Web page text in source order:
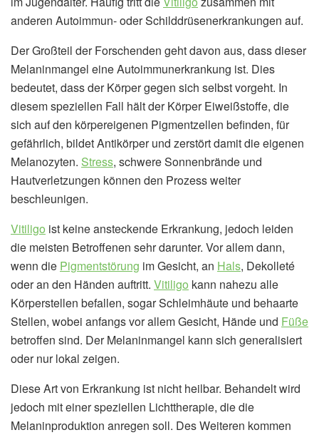
anderen Autoimmun- oder Schilddrüsenerkrankungen auf.
Der Großteil der Forschenden geht davon aus, dass dieser
Melaninmangel eine Autoimmunerkrankung ist. Dies
bedeutet, dass der Körper gegen sich selbst vorgeht. In
diesem speziellen Fall hält der Körper Eiweißstoffe, die
sich auf den körpereigenen Pigmentzellen befinden, für
gefährlich, bildet Antikörper und zerstört damit die eigenen
Melanozyten. Stress, schwere Sonnenbrände und
Hautverletzungen können den Prozess weiter
beschleunigen.
Vitiligo ist keine ansteckende Erkrankung, jedoch leiden
die meisten Betroffenen sehr darunter. Vor allem dann,
wenn die Pigmentstörung im Gesicht, an Hals, Dekolleté
oder an den Händen auftritt. Vitiligo kann nahezu alle
Körperstellen befallen, sogar Schleimhäute und behaarte
Stellen, wobei anfangs vor allem Gesicht, Hände und Füße
betroffen sind. Der Melaninmangel kann sich generalisiert
oder nur lokal zeigen.
Diese Art von Erkrankung ist nicht heilbar. Behandelt wird
jedoch mit einer speziellen Lichttherapie, die die
Melaninproduktion anregen soll. Des Weiteren kommen